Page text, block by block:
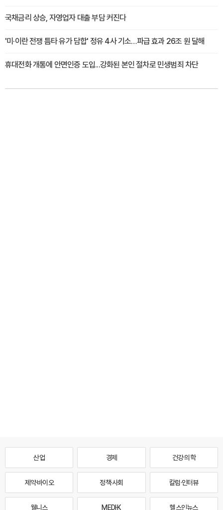
국채금리 상승, 자영업자 대출 부담 커진다
'미·이란 전쟁 틈타 유가 담합' 정유 4사 기소…파급 효과 26조 원 달해
휴대전화 개통에 안면인증 도입...강화된 본인 절차로 민생범죄 차단
산업 경제 건강·의학
제약·바이오 정책·사회 칼럼·인터뷰
웰니스 MEDI·K 헬스인뉴스